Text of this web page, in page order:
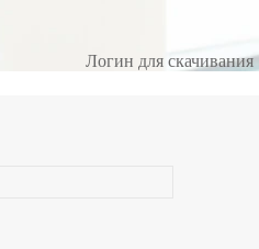
Логин для скачивания